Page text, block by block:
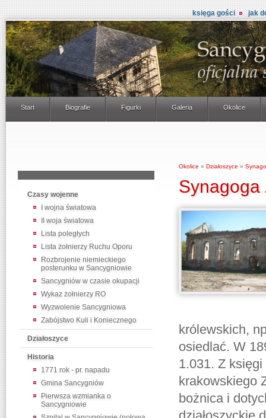
księga gości jak
Start Biografie Figurki Galeria Okolice
Czasy wojenne
I wojna światowa
II woja światowa
Lista poległych
Lista żołnierzy Ruchu Oporu
Rozbrojenie niemieckiego
posterunku w Sancygniowie
Sancygniów w czasie okupacji
Wykaz żołnierzy RO
Wyzwolenie Sancygniowa
Zabójstwo Kuli i Koniecznego
Działoszyce
Historia
1771 rok - pr. napadu
Gmina Sancygniów
Pierwsza wzmianka o
Sancygniowie
Synagoga
Okolice » Działoszyce »
królewskich,
osiedlać. W
1.031. Z
krakowskiego
bożnica i